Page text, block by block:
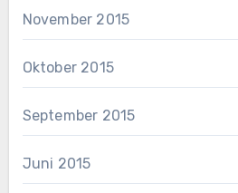
November 2015
Oktober 2015
September 2015
Juni 2015